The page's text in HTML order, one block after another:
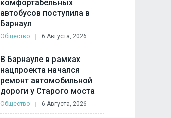
комфортабельных
автобусов поступила в
Барнаул
Общество 6 Августа, 2026
В Барнауле в рамках
нацпроекта начался
ремонт автомобильной
дороги у Старого моста
Общество 6 Августа, 2026